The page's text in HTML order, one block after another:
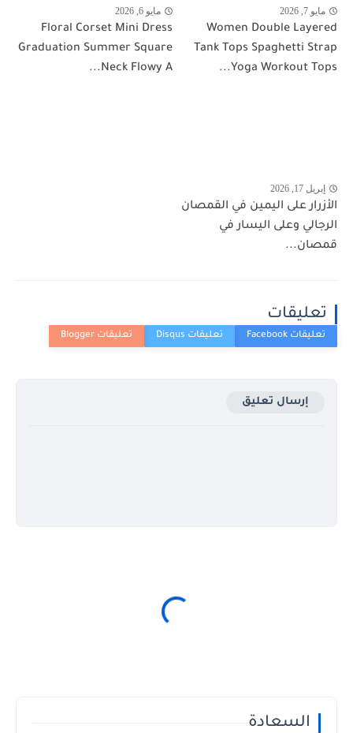
مايو 7, 2026
Women Double Layered
Tank Tops Spaghetti Strap
Yoga Workout Tops...
مايو 6, 2026
Floral Corset Mini Dress
Graduation Summer Square
Neck Flowy A...
إبريل 17, 2026
الأزرار على اليمين في القمصان
الرجالي وعلى اليسار في
قمصان...
تعليقات
إرسال تعليق
السعادة